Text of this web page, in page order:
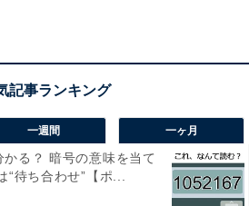
一週間 一ヶ月
る？ 暗号の意味を当て
待ち合わせ”【ポ...